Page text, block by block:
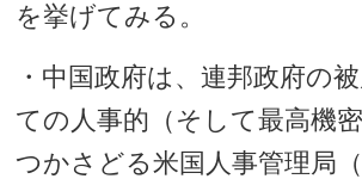
を挙げてみる。
・中国政府は、連邦政府の
ての人事的（そして最高機
つかさどる米国人事管理局